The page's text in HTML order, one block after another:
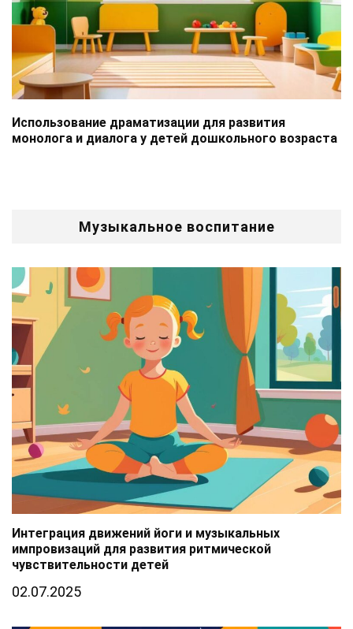
Использование драматизации для развития
монолога и диалога у детей дошкольного возраста
Музыкальное воспитание
Интеграция движений йоги и музыкальных
импровизаций для развития ритмической
чувствительности детей
02.07.2025